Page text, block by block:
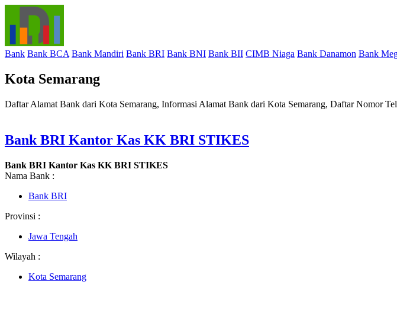
Bank Bank BCA Bank Mandiri Bank BRI Bank BNI Bank BII CIMB Niaga Bank Danamon Bank
Kota Semarang
Daftar Alamat Bank dari Kota Semarang, Informasi Alamat Bank dari Kota Semarang, Daftar Nomor
Bank BRI Kantor Kas KK BRI STIKES
Bank BRI Kantor Kas KK BRI STIKES
Nama Bank :
Bank BRI
Provinsi :
Jawa Tengah
Wilayah :
Kota Semarang